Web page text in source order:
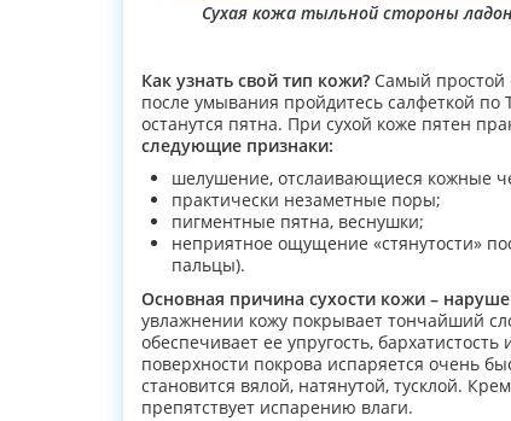
Сухая кожа тыльной стороны
Как узнать свой тип кожи? Самый простой
после умывания пройдитесь салфеткой
останутся пятна. При сухой коже пятен
следующие признаки:
шелушение, отслаивающиеся кожные
практически незаметные поры;
пигментные пятна, веснушки;
неприятное ощущение «стянутости»
пальцы).
Основная причина сухости кожи –
увлажнении кожу покрывает тончайший
обеспечивает ее упругость,
поверхности покрова испаряется очень
становится вялой, натянутой, тусклой.
препятствует испарению влаги.